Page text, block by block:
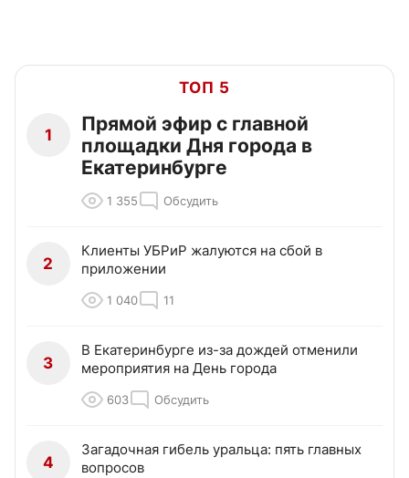
ТОП 5
1
Прямой эфир с главной
площадки Дня города в
Екатеринбурге
1 355 Обсудить
2
Клиенты УБРиР жалуются на сбой в
приложении
1 040 11
3
В Екатеринбурге из-за дождей отменили
мероприятия на День города
603 Обсудить
4
Загадочная гибель уральца: пять главных
вопросов